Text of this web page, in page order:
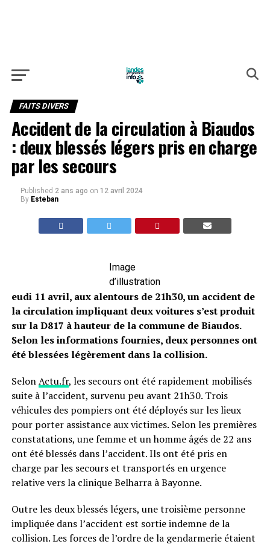
FAITS DIVERS
Accident de la circulation à Biaudos
: deux blessés légers pris en charge
par les secours
Published 2 ans ago on 12 avril 2024
By Esteban
Image
d’illustration
eudi 11 avril, aux alentours de 21h30, un accident de
la circulation impliquant deux voitures s’est produit
sur la D817 à hauteur de la commune de Biaudos.
Selon les informations fournies, deux personnes ont
été blessées légèrement dans la collision.
SelonActu.fr, les secours ont été rapidement mobilisés
suite à l’accident, survenu peu avant 21h30. Trois
véhicules des pompiers ont été déployés sur les lieux
pour porter assistance aux victimes. Selon les premières
constatations, une femme et un homme âgés de 22 ans
ont été blessés dans l’accident. Ils ont été pris en
charge par les secours et transportés en urgence
relative vers la clinique Belharra à Bayonne.
Outre les deux blessés légers, une troisième personne
impliquée dans l’accident est sortie indemne de la
collision. Les forces de l’ordre de la gendarmerie étaient